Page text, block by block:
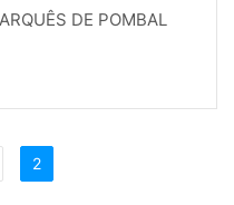
DE POMBAL
2